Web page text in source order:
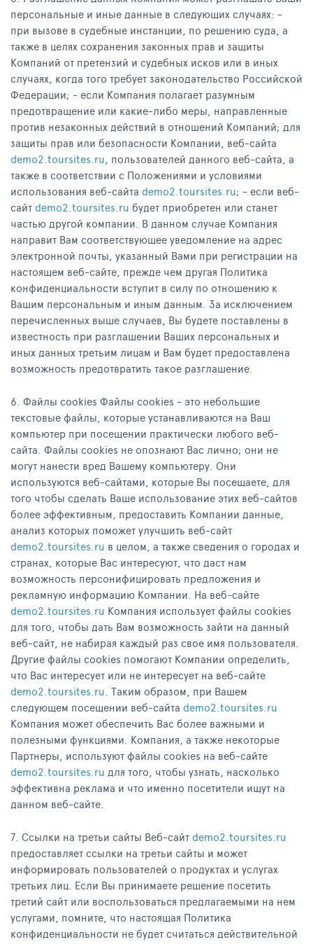
персональные и иные данные в следующих случаях: -
при вызове в судебные инстанции, по решению суда, а
также в целях сохранения законных прав и защиты
Компаний от претензий и судебных исков или в иных
случаях, когда того требует законодательство Российской
Федерации; - если Компания полагает разумным
предотвращение или какие-либо меры, направленные
против незаконных действий в отношений Компаний; для
защиты прав или безопасности Компании, веб-сайта
demo2.toursites.ru , пользователей данного веб-сайта, а
также в соответствии с Положениями и условиями
использования веб-сайта demo2.toursites.ru; - если веб-
сайтdemo2.toursites.ru будет приобретен или станет
частью другой компании. В данном случае Компания
направит Вам соответствующее уведомление на адрес
электронной почты, указанный Вами при регистрации на
настоящем веб-сайте, прежде чем другая Политика
конфиденциальности вступит в силу по отношению к
Вашим персональным и иным данным. За исключением
перечисленных выше случаев, Вы будете поставлены в
известность при разглашении Ваших персональных и
иных данных третьим лицам и Вам будет предоставлена
возможность предотвратить такое разглашение.
6. Файлы сookies Файлы cookies - это небольшие
текстовые файлы, которые устанавливаются на Ваш
компьютер при посещении практически любого веб-
сайта. Файлы cookies не опознают Вас лично; они не
могут нанести вред Вашему компьютеру. Они
используются веб-сайтами, которые Вы посещаете, для
того чтобы сделать Ваше использование этих веб-сайтов
более эффективным, предоставить Компании данные,
анализ которых поможет улучшить веб-сайт
demo2.toursites.ru в целом, а также сведения о городах и
странах, которые Вас интересуют, что даст нам
возможность персонифицировать предложения и
рекламную информацию Компании. На веб-сайте
demo2.toursites.ru Компания использует файлы cookies
для того, чтобы дать Вам возможность зайти на данный
веб-сайт, не набирая каждый раз свое имя пользователя.
Другие файлы cookies помогают Компании определить,
что Вас интересует или не интересует на веб-сайте
demo2.toursites.ru . Таким образом, при Вашем
следующем посещении веб-сайта demo2.toursites.ru
Компания может обеспечить Вас более важными и
полезными функциями. Компания, а также некоторые
Партнеры, используют файлы cookies на веб-сайте
demo2.toursites.ru для того, чтобы узнать, насколько
эффективна реклама и что именно посетители ищут на
данном веб-сайте.
7. Ссылки на третьи сайты Веб-сайтdemo2.toursites.ru
предоставляет ссылки на третьи сайты и может
информировать пользователей о продуктах и услугах
третьих лиц. Если Вы принимаете решение посетить
третий сайт или воспользоваться предлагаемыми на нем
услугами, помните, что настоящая Политика
конфиденциальности не будет считаться действительной